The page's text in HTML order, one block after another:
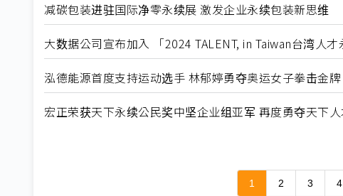
减碳包装进驻国际净零永续展 激发企业永续包装新思维
大数据公司宣布加入 「2024 TALENT, in Taiwan台湾人才
泓德能源首度支持运动选手 林郁婷勇夺奥运女子拳击金牌
宏正荣获天下永续公民奖中坚企业组亚军 再度勇夺天下
1 2 3 4